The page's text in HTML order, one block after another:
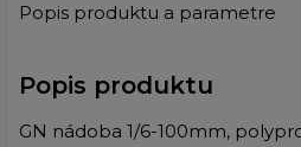
Popis produktu a parametre
Popis produktu
GN nádoba 1/6-100mm,